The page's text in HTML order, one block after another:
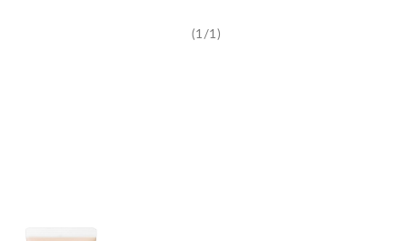
(1/1)